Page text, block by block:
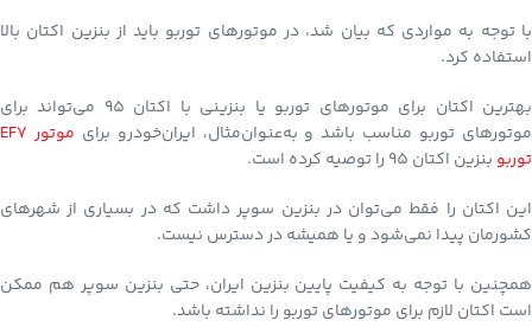
با توجه به مواردی که بیان شد، در موتورهای توربو باید از بنزین اکتان بالا
استفاده کرد.
بهترین اکتان برای موتورهای توربو یا بنزینی با اکتان 95 می‌تواند برای
موتورهای توربو مناسب باشد و به‌عنوان‌مثال، ایران‌خودرو برای
موتور EF7
توربو بنزین اکتان 95 را توصیه کرده است.
این اکتان را فقط می‌توان در بنزین سوپر داشت که در بسیاری از شهرهای
کشورمان پیدا نمی‌شود و یا همیشه در دسترس نیست.
همچنین با توجه به کیفیت پایین بنزین ایران، حتی بنزین سوپر هم ممکن
است اکتان لازم برای موتورهای توربو را نداشته باشد.